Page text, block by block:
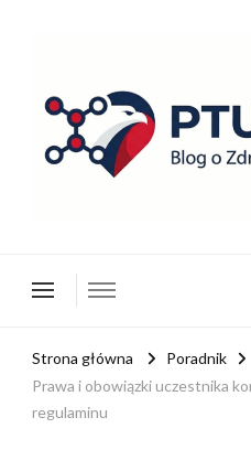
Strona główna
Poradnik
Prawa i obowiązki uczestnika
regulaminu